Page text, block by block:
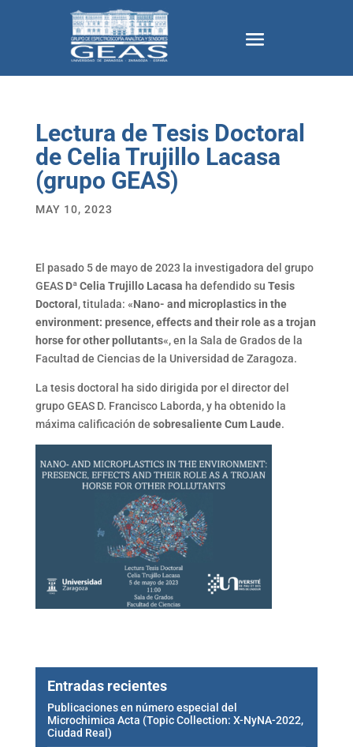
Lectura de Tesis Doctoral
de Celia Trujillo Lacasa
(grupo GEAS)
MAY 10, 2023
El pasado 5 de mayo de 2023 la investigadora del grupo
GEAS Dª Celia Trujillo Lacasa ha defendido su Tesis
Doctoral , titulada: «Nano- and microplastics in the
environment: presence, effects and their role as a trojan
horse for other pollutants«, en la Sala de Grados de la
Facultad de Ciencias de la Universidad de Zaragoza.
La tesis doctoral ha sido dirigida por el director del
grupo GEAS D. Francisco Laborda, y ha obtenido la
máxima calificación de sobresaliente Cum Laude.
Entradas recientes
Publicaciones en número especial del
Microchimica Acta (Topic Collection: X-NyNA-2022,
Ciudad Real)